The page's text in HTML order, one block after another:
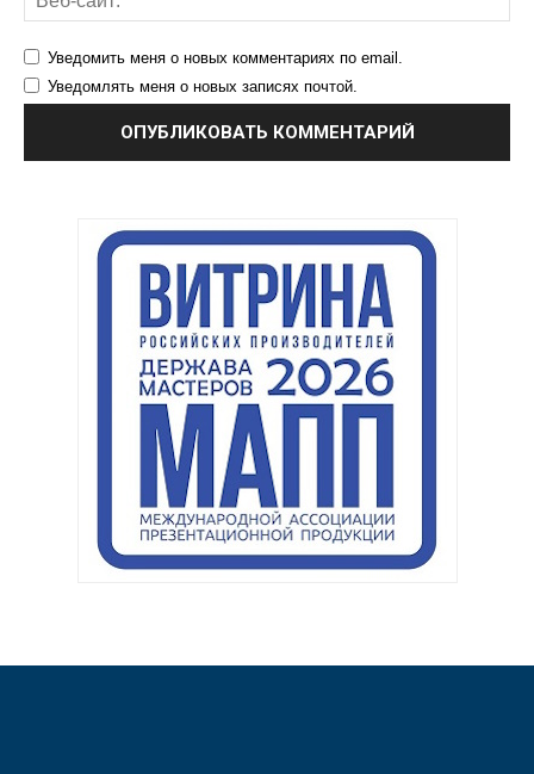
Уведомить меня о новых комментариях по email.
Уведомлять меня о новых записях почтой.